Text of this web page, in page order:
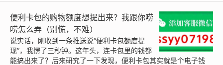
便利卡包的购物额度想提出来？我跟你唠
唠怎么弄（别慌，不难）
说实话，刚收到一条推送说“便利卡包额度提
现”，我愣了三秒钟。这年头，连卡包里的钱都
能搞出来了？后来研究了一下发现，便利卡包其实就是个电子钱